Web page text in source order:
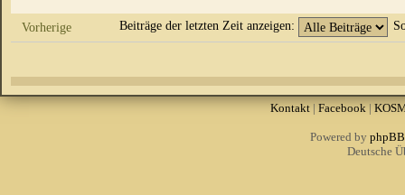
Vorherige Beiträge der letzten Zeit anzeigen:
Kontakt| Facebook|
Powered by phpBB
Deutsche